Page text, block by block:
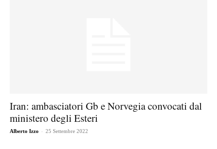
Iran: ambasciatori Gb e Norvegia convocati dal
ministero degli Esteri
Alberto Izzo - 25 Settembre 2022